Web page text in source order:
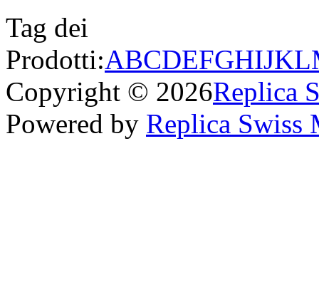
Tag dei
Prodotti:ABCDEFGHIJKL
Copyright © 2026Replica
Powered by Replica Swiss